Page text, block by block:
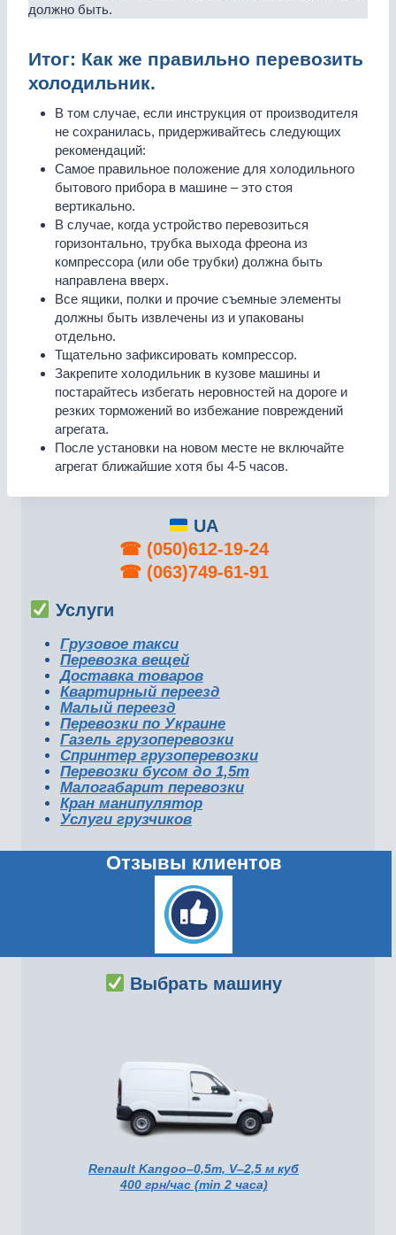
должно быть.
Итог: Как же правильно перевозить
холодильник.
В том случае, если инструкция от производителя
не сохранилась, придерживайтесь следующих
рекомендаций:
Самое правильное положение для холодильного
бытового прибора в машине – это стоя
вертикально.
В случае, когда устройство перевозиться
горизонтально, трубка выхода фреона из
компрессора (или обе трубки) должна быть
направлена вверх.
Все ящики, полки и прочие съемные элементы
должны быть извлечены из и упакованы
отдельно.
Тщательно зафиксировать компрессор.
Закрепите холодильник в кузове машины и
постарайтесь избегать неровностей на дороге и
резких торможений во избежание повреждений
агрегата.
После установки на новом месте не включайте
агрегат ближайшие хотя бы 4-5 часов.
UA
☎︎ (050)612-19-24
☎︎ (063)749-61-91
Услуги
Грузовое такси
Перевозка вещей
Доставка товаров
Квартирный переезд
Малый переезд
Перевозки по Украине
Газель грузоперевозки
Спринтер грузоперевозки
Перевозки бусом до 1,5т
Малогабарит перевозки
Кран манипулятор
Услуги грузчиков
Отзывы клиентов
Выбрать машину
Renault Kangoo–0,5т, V–2,5 м куб
400 грн/час (min 2 часа)